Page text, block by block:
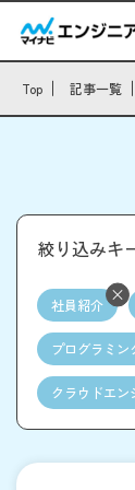
Top 記事一覧
絞り込みキ
社員紹介
プログラミン
クラウドエン